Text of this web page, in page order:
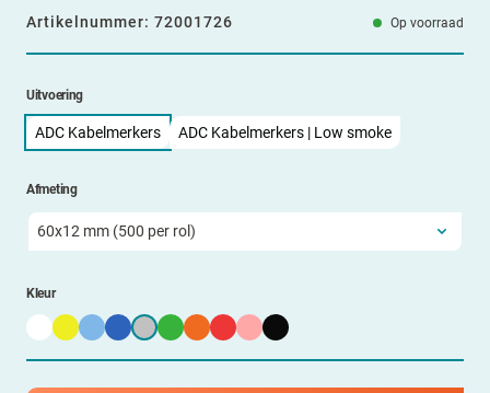
Artikelnummer: 72001726 Op voorraad
Uitvoering
ADC Kabelmerkers ADC Kabelmerkers | Low smoke
Afmeting
Kleur